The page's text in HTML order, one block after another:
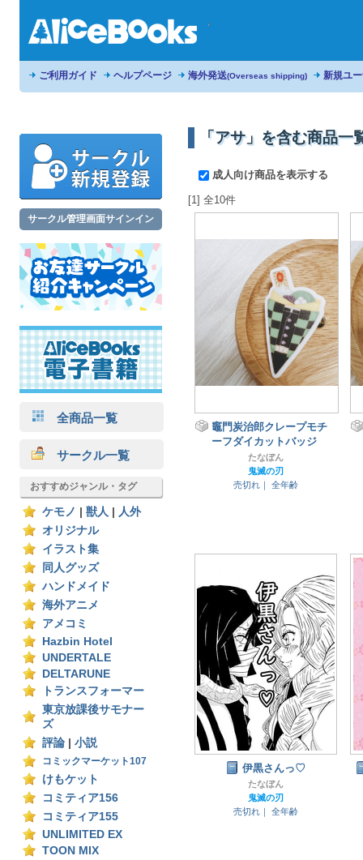
ご利用ガイド ヘルプページ 海外発送(Overseas shipping) 新規ユ
サークル管理画面サインイン
全商品一覧
サークル一覧
おすすめジャンル・タグ
ケモノ 獣人
人外
オリジナル
イラスト集
同人グッズ
ハンドメイド
海外アニメ
アメコミ
Hazbin Hotel
UNDERTALE
DELTARUNE
トランスフォーマー
東京放課後サモナー
ズ
評論
小説
コミックマーケット107
けもケット
コミティア156
コミティア155
UNLIMITED EX
TOON MIX
「アサ」を含む商品一
成人向け商品を表示する
[1] 全10件
竈門炭治郎クレープモチ
ーフダイカットバッジ
たなぼん
鬼滅の刃
売切れ｜
全年齢
伊黒さんっ♡
たなぼん
鬼滅の刃
売切れ｜
全年齢